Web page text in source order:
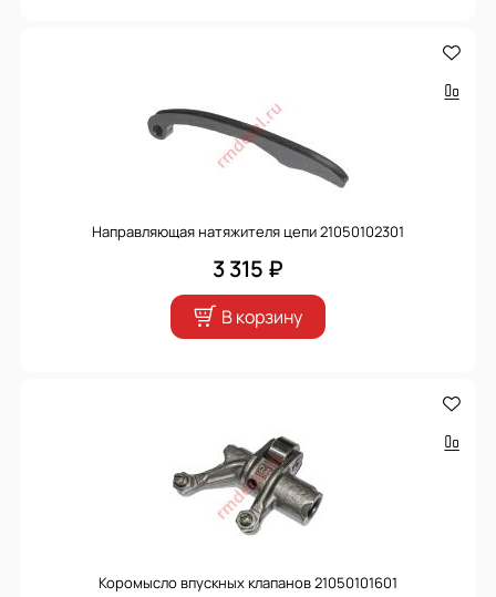
Направляющая натяжителя цепи 21050102301
3 315 ₽
В корзину
Коромысло впускных клапанов 21050101601